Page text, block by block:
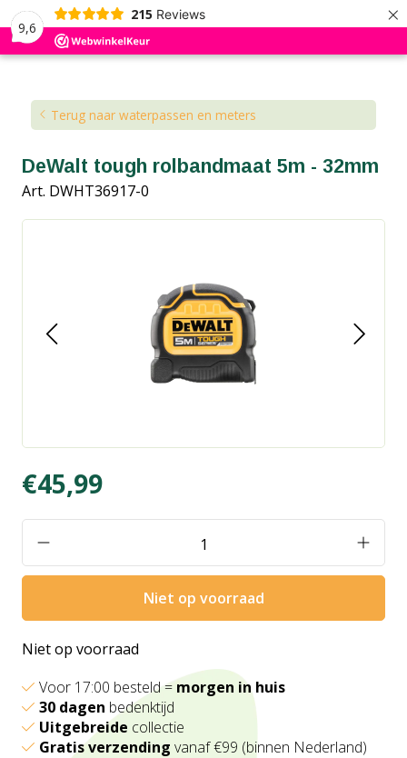
9,6
215 Reviews ×
Terug naar waterpassen en meters
DeWalt tough rolbandmaat 5m - 32mm
Art. DWHT36917-0
€45,99
Niet op voorraad
Niet op voorraad
Voor 17:00 besteld = morgen in huis
30 dagen bedenktijd
Uitgebreide collectie
Gratis verzending vanaf €99 (binnen Nederland)